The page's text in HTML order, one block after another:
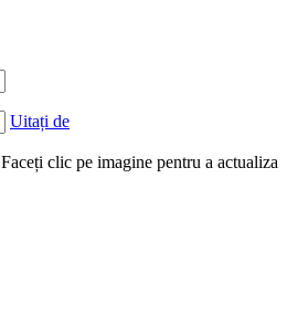
Uitați de
Faceți clic pe imagine pentru a actualiza